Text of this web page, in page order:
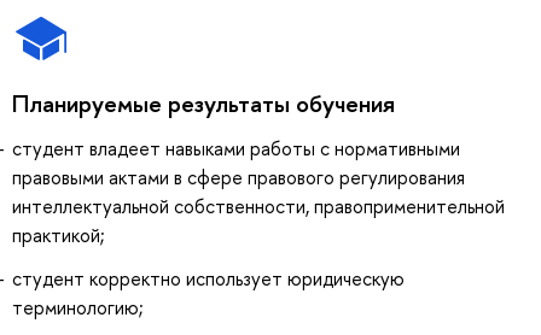
Планируемые результаты обучения
студент владеет навыками работы с нормативными
правовыми актами в сфере правового регулирования
интеллектуальной собственности, правоприменительной
практикой;
студент корректно использует юридическую
терминологию;